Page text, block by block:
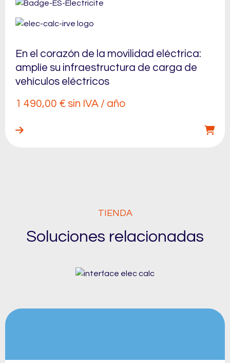
En el corazón de la movilidad eléctrica:
amplíe su infraestructura de carga de
vehículos eléctricos
1 490,00 € sin IVA / año
TIENDA
Soluciones relacionadas